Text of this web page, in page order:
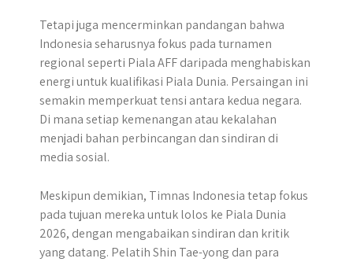
Tetapi juga mencerminkan pandangan bahwa
Indonesia seharusnya fokus pada turnamen
regional seperti Piala AFF daripada menghabiskan
energi untuk kualifikasi Piala Dunia. Persaingan ini
semakin memperkuat tensi antara kedua negara.
Di mana setiap kemenangan atau kekalahan
menjadi bahan perbincangan dan sindiran di
media sosial.
Meskipun demikian, Timnas Indonesia tetap fokus
pada tujuan mereka untuk lolos ke Piala Dunia
2026, dengan mengabaikan sindiran dan kritik
yang datang. Pelatih Shin Tae-yong dan para